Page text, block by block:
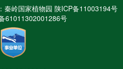
秦岭国家植物园 陕ICP备11003194号
61011302001286号